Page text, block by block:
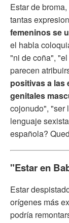
Estar de
tantas
femeninos se
el habla
"ni de coña",
parecen
positivas a las
genitales
cojonudo", "ser
lenguaje
española?
"Estar en
Estar
orígenes más
podría